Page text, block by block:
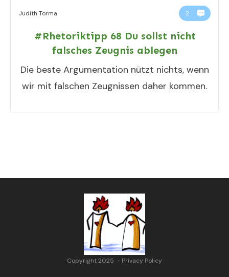
Judith Torma 2
#Rhetoriktipp 68 Du sollst nicht
falsches Zeugnis ablegen
Die beste Argumentation nützt nichts, wenn
wir mit falschen Zeugnissen daher kommen.
Copyright 2025 - Privacy Policy